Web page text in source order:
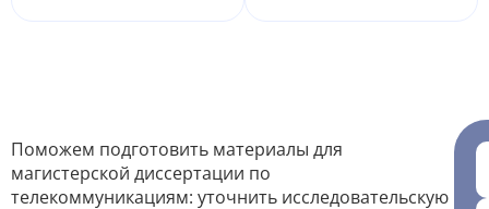
Поможем подготовить материалы для
магистерской диссертации по
телекоммуникациям: уточнить исследовательскую